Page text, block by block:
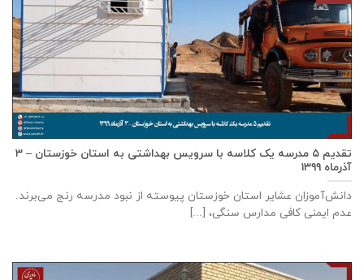
تقدیم ۵ مدرسه یک کلاسه با سرويس بهداشتی به استان خوزستان – ۳
آذر‌ماه ۱۳۹۹
دانش‌آموزان عشایر استان خوزستان پيوسته از نبود مدرسه رنج می‌برند.
عدم ایمنی کافی مدارس سنگی، [...]